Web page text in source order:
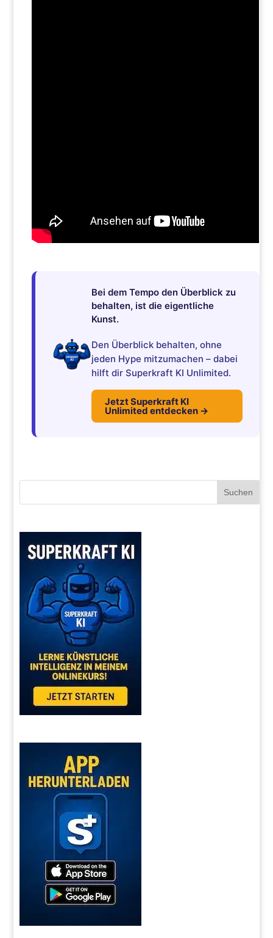
Bei dem Tempo den Überblick zu
behalten, ist die eigentliche
Kunst.
Den Überblick behalten, ohne
jeden Hype mitzumachen – dabei
hilft dir Superkraft KI Unlimited.
Jetzt Superkraft KI
Unlimited entdecken →